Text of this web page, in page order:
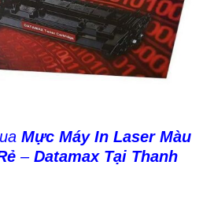
Mực Máy In Laser Màu
– Datamax Tại Thanh